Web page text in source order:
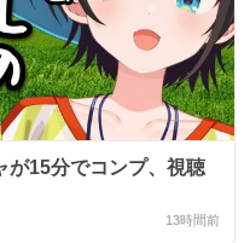
が15分でコンプ、視聴
13時間前